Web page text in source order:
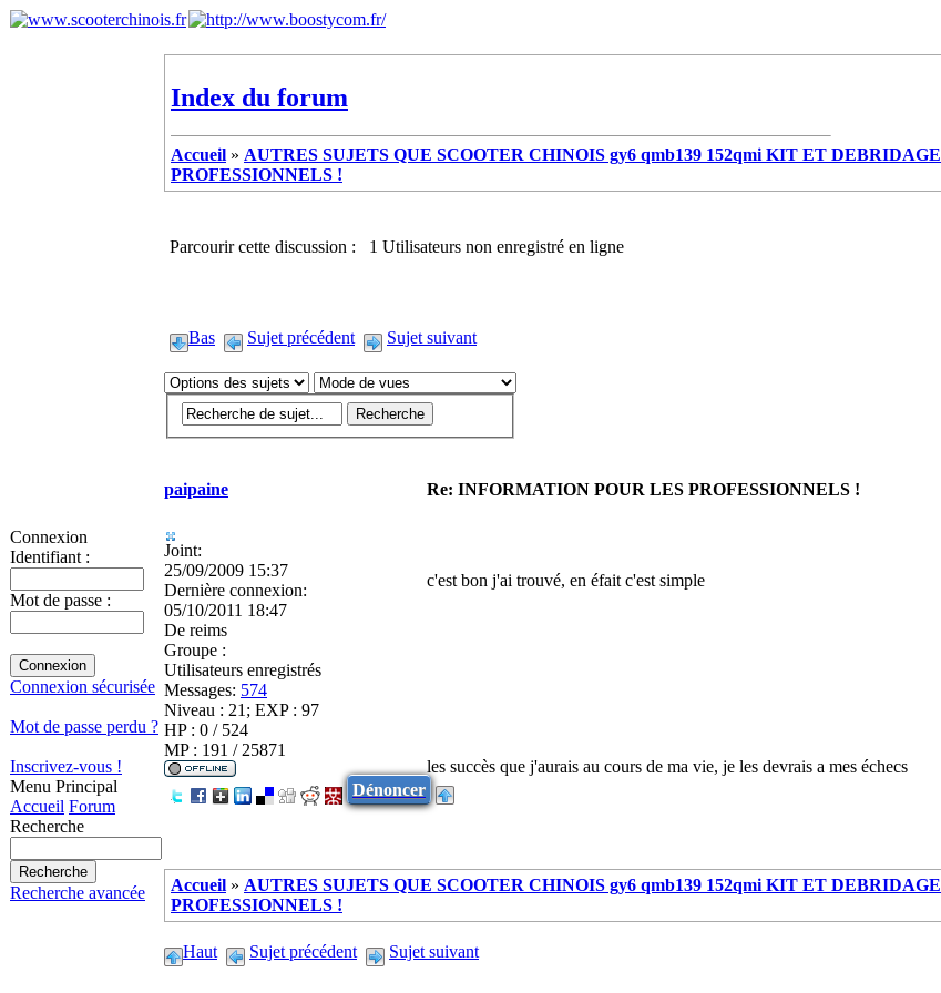
Connexion
Identifiant :
Mot de passe :
Connexion sécurisée
Mot de passe perdu ?
Inscrivez-vous !
Menu Principal
Accueil Forum
Recherche
Recherche avancée
Index du forum
Accueil » AUTRES SUJETS QUE SCOOTER CHINOIS gy6 qmb139 152qmi KIT ET DEBRIDAGE
PROFESSIONNELS !
Parcourir cette discussion : 1 Utilisateurs non enregistré en ligne
Bas Sujet précédent Sujet suivant
paipaine Re: INFORMATION POUR LES PROFESSIONNELS !
Joint:
25/09/2009 15:37
Dernière connexion:
05/10/2011 18:47
De reims
Groupe :
Utilisateurs enregistrés
Messages: 574
Niveau : 21; EXP : 97
HP : 0 / 524
MP : 191 / 25871
c'est bon j'ai trouvé, en éfait c'est simple
les succès que j'aurais au cours de ma vie, je les devrais a mes échecs
Dénoncer
Accueil » AUTRES SUJETS QUE SCOOTER CHINOIS gy6 qmb139 152qmi KIT ET DEBRIDAGE
PROFESSIONNELS !
Haut Sujet précédent
Sujet suivant